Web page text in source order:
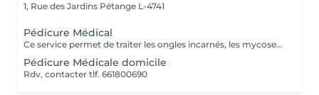
1, Rue des Jardins Pétange L-4741
Pédicure Médical
Ce service permet de traiter les ongles incarnés, les mycoses, les champignons des ongles, les callosités et les cors.
Pédicure Médicale domicile
Rdv, contacter tlf. 661800690